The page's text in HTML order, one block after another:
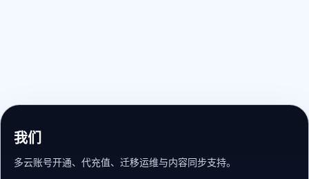
我们
多云账号开通、代充值、迁移运维与内容同步支持。